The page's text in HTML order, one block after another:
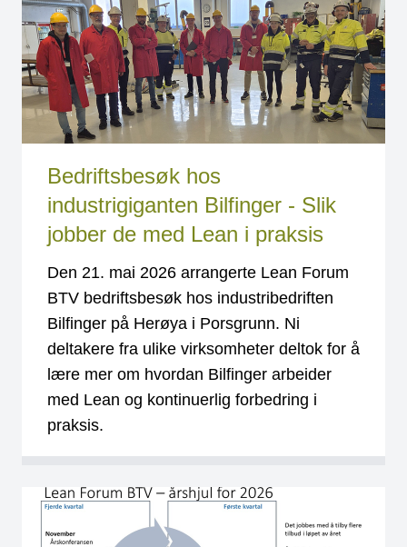
Bedriftsbesøk hos
industrigiganten Bilfinger - Slik
jobber de med Lean i praksis
Den 21. mai 2026 arrangerte Lean Forum
BTV bedriftsbesøk hos industribedriften
Bilfinger på Herøya i Porsgrunn. Ni
deltakere fra ulike virksomheter deltok for å
lære mer om hvordan Bilfinger arbeider
med Lean og kontinuerlig forbedring i
praksis.